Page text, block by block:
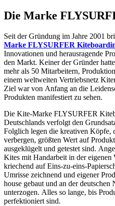
Die Marke
Seit der Gründung im Jahre 2001
Marke FLYSURFER
Innovationen und herausragende
den Markt. Keiner der Gründer
mehr als 50 Mitarbeitern,
einem weltweiten Vertriebsnetz
Ziel war von Anfang an die
Produkten manifestiert zu sehen.
Die Kite-Marke FLYSURFER
Deutschlands verfolgt den
Folglich legen die kreativen Köpfe,
verbergen, größten Wert auf
ausgeklügelt und getestet sind.
Kites mit Handarbeit in der eigenen
kriechend auf Eins-zu-eins-
Umrisse zeichnend und eigener
house gebaut und an der deutschen
unterzogen. Alles so lange, bis
perfektioniert sind.